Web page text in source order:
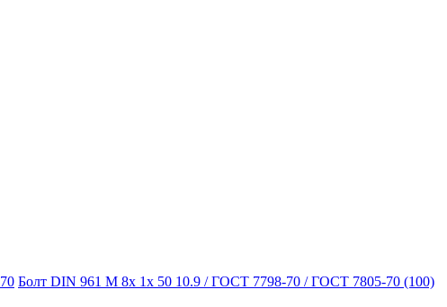
Болт DIN 961 M 8x 1x 50 10.9 / ГОСТ 7798-70 / ГОСТ 7805-70 (100)